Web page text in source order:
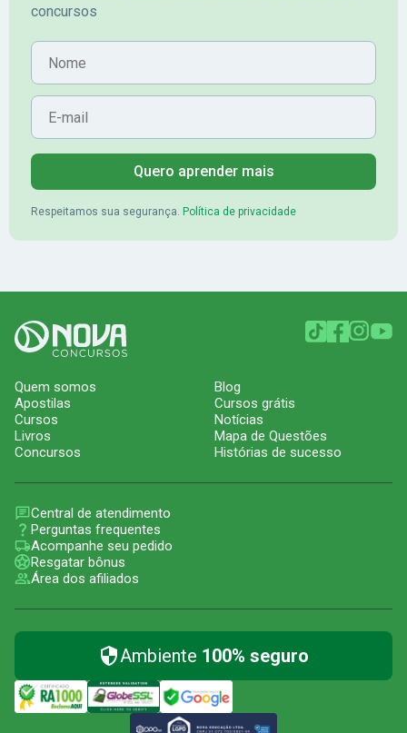
concursos
Nome
E-mail
Quero aprender mais
Respeitamos sua segurança. Política de privacidade
Quem somos
Apostilas
Cursos
Livros
Concursos
Blog
Cursos grátis
Notícias
Mapa de Questões
Histórias de sucesso
Central de atendimento
Perguntas frequentes
Acompanhe seu pedido
Resgatar bônus
Área dos afiliados
Ambiente 100% seguro